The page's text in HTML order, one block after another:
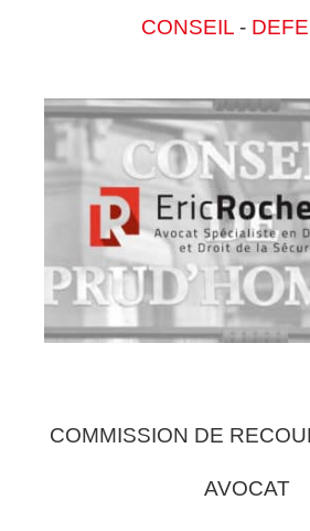
CONSEIL -
COMMISSION DE
AVOCAT